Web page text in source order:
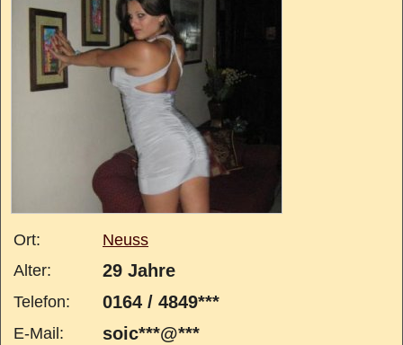
Ort:
Neuss
Alter:
29 Jahre
Telefon: 0164 / 4849***
E-Mail: soic***@***